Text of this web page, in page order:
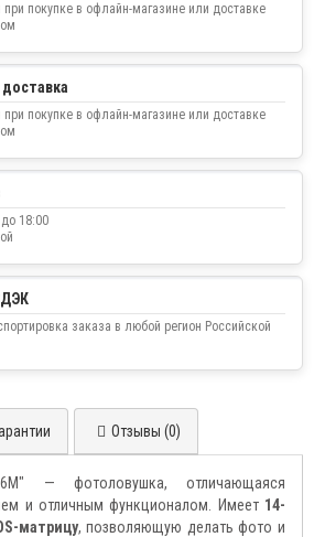
при покупке в офлайн-магазине или доставке
доставка
при покупке в офлайн-магазине или доставке
18:00
заказа в любой регион Российской
Отзывы (0)
36M" — фотоловушка, отличающаяся
и отличным функционалом. Имеет 14-
матрицу, позволяющую делать фото и